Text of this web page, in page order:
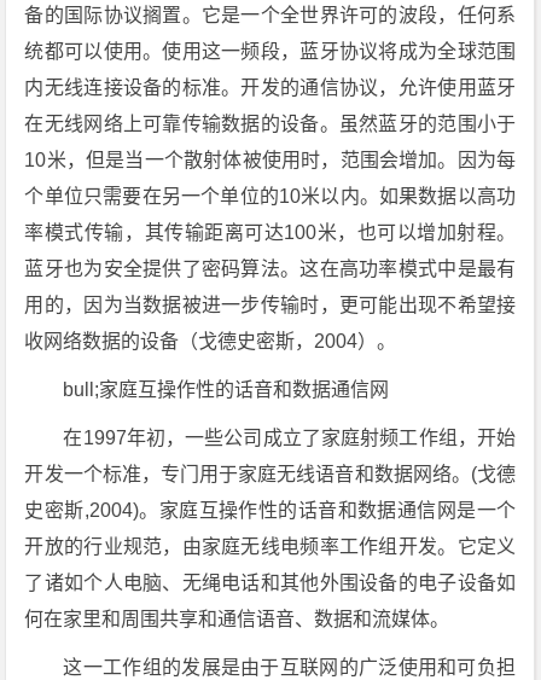
备的国际协议搁置。它是一个全世界许可的波段，任何系
统都可以使用。使用这一频段，蓝牙协议将成为全球范围
内无线连接设备的标准。开发的通信协议，允许使用蓝牙
在无线网络上可靠传输数据的设备。虽然蓝牙的范围小于
10米，但是当一个散射体被使用时，范围会增加。因为每
个单位只需要在另一个单位的10米以内。如果数据以高功
率模式传输，其传输距离可达100米，也可以增加射程。
蓝牙也为安全提供了密码算法。这在高功率模式中是最有
用的，因为当数据被进一步传输时，更可能出现不希望接
收网络数据的设备（戈德史密斯，2004）。
bull;家庭互操作性的话音和数据通信网
在1997年初，一些公司成立了家庭射频工作组，开始
开发一个标准，专门用于家庭无线语音和数据网络。(戈德
史密斯,2004)。家庭互操作性的话音和数据通信网是一个
开放的行业规范，由家庭无线电频率工作组开发。它定义
了诸如个人电脑、无绳电话和其他外围设备的电子设备如
何在家里和周围共享和通信语音、数据和流媒体。
这一工作组的发展是由于互联网的广泛使用和可负担